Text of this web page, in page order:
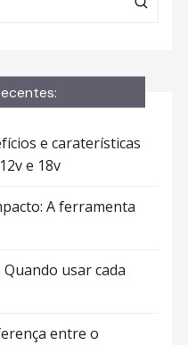
e caraterísticas
e 18v
A ferramenta
usar cada
entre o